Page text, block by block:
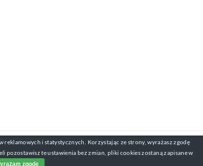
i statystycznych. Korzystając ze strony, wyrażasz zgodę
te ustawienia bez zmian, pliki cookies zostaną zapisane w
zgodę